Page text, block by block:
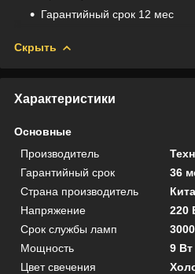
Гарантийный срок 12 мес
Скрыть
Характеристики
Основные
Производитель
Гарантийный срок
36
Страна производитель
Напряжение
220
Срок службы ламп
Мощность
9 Вт
Цвет свечения